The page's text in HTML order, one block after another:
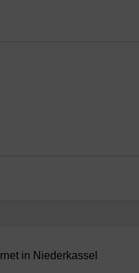
in Niederkassel